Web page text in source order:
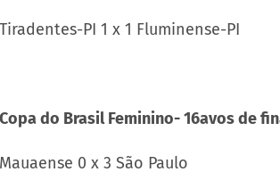
Tiradentes-PI 1 x 1 Fluminense-PI
Copa do Brasil Feminino- 16avos de
Mauaense 0 x 3 São Paulo